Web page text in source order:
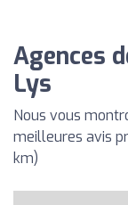
Agences
Lys
Nous vous
meilleures avis
km)